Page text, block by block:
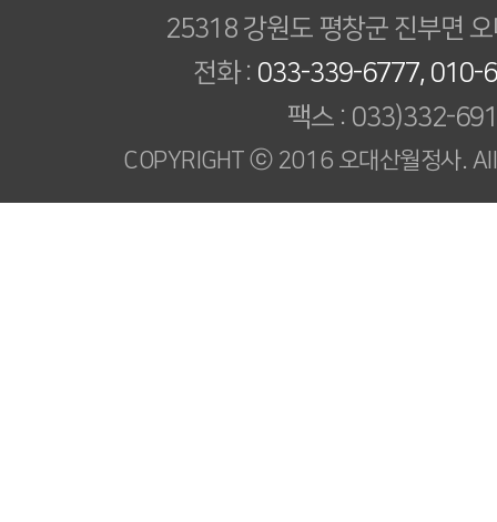
25318 강원도 평창군 진부면
전화 : 033-339-6777, 010-
팩스 : 033)332-
COPYRIGHT ⓒ 2016 오대산월정사.